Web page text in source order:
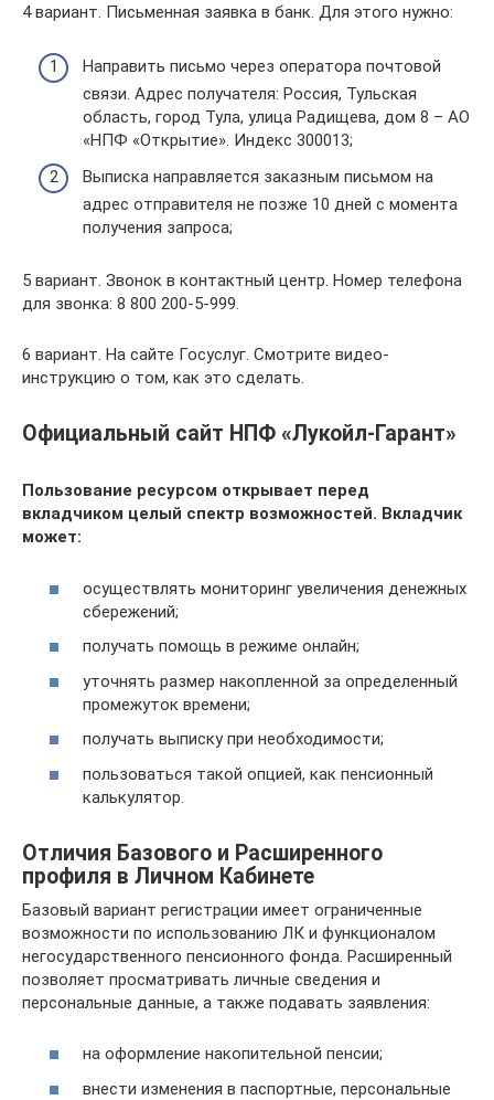
4 вариант. Письменная заявка в банк. Для этого нужно:
Направить письмо через оператора почтовой
связи. Адрес получателя: Россия, Тульская
область, город Тула, улица Радищева, дом 8 – АО
«НПФ «Открытие». Индекс 300013;
Выписка направляется заказным письмом на
адрес отправителя не позже 10 дней с момента
получения запроса;
5 вариант. Звонок в контактный центр. Номер телефона
для звонка: 8 800 200-5-999.
6 вариант. На сайте Госуслуг. Смотрите видео-
инструкцию о том, как это сделать.
Официальный сайт НПФ «Лукойл-Гарант»
Пользование ресурсом открывает перед
вкладчиком целый спектр возможностей. Вкладчик
может:
осуществлять мониторинг увеличения денежных
сбережений;
получать помощь в режиме онлайн;
уточнять размер накопленной за определенный
промежуток времени;
получать выписку при необходимости;
пользоваться такой опцией, как пенсионный
калькулятор.
Отличия Базового и Расширенного
профиля в Личном Кабинете
Базовый вариант регистрации имеет ограниченные
возможности по использованию ЛК и функционалом
негосударственного пенсионного фонда. Расширенный
позволяет просматривать личные сведения и
персональные данные, а также подавать заявления:
на оформление накопительной пенсии;
внести изменения в паспортные, персональные